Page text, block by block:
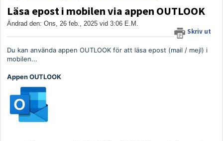
Läsa epost i mobilen via appen OUTLOOK
Skriv ut
Ändrad den: Ons, 26 feb., 2025 vid 3:06 E.M.
Du kan använda appen OUTLOOK för att läsa epost (mail / mejl) i
mobilen...
Appen OUTLOOK